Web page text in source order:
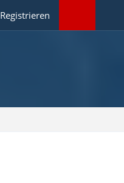
Registrieren